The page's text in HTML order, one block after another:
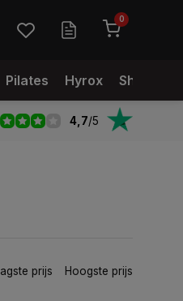
0
Pilates Hyrox
één plek Voor 95%
4,7/5
prijs Hoogste prijs